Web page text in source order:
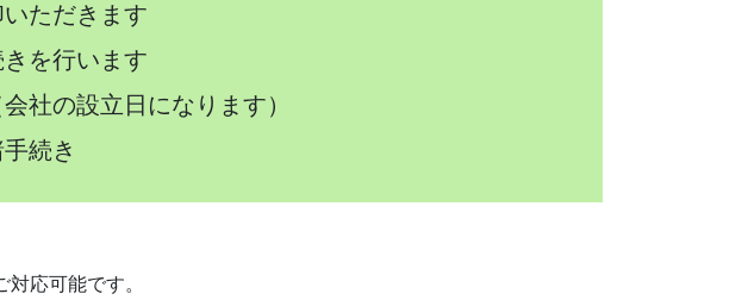
ただきます
を行います
社の設立日になります）
続き
応可能です。